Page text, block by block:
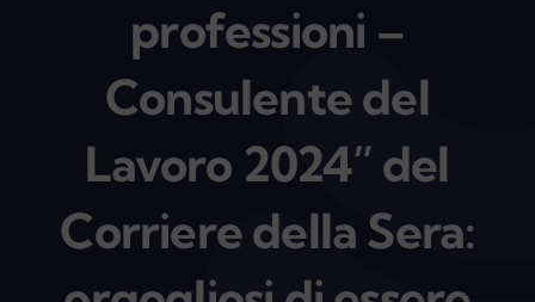
Mondo People
On Air
Impegno Sociale
myPeople
professioni –
Consulente del
Lavoro 2024” del
Corriere della Sera: